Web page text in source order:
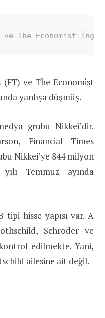
ve The Economist
(FT) ve The Economist
yanlışa düşmüş.
grubu Nikkei’dir.
Financial Times
Nikkei’ye 844 milyon
Temmuz ayında
tipi hisse yapısıvar. A
Schroder ve
edilmekte. Yani,
ailesine ait değil.